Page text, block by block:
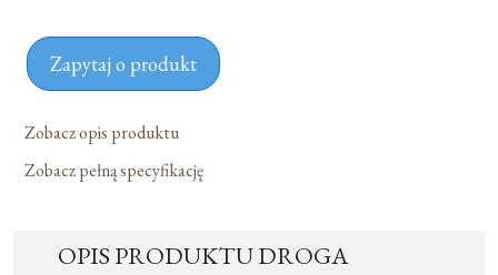
Zapytaj o produkt
Zobacz opis produktu
Zobacz pełną specyfikację
OPIS PRODUKTU DROGA